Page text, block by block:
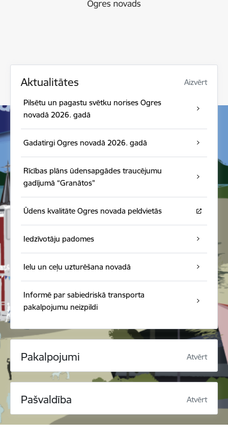
Aktualitātes Aizvērt
Pilsētu un pagastu svētku norises Ogres
novadā 2026. gadā
Gadatirgi Ogres novadā 2026. gadā
Rīcības plāns ūdensapgādes traucējumu
gadījumā “Granātos"
Ūdens kvalitāte Ogres novada peldvietās
Iedzīvotāju padomes
Ielu un ceļu uzturēšana novadā
Informē par sabiedriskā transporta
pakalpojumu neizpildi
Pakalpojumi Atvērt
Pašvaldība Atvērt